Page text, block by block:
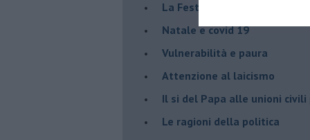
La Festa della Mondialità
Natale e covid 19
Vulnerabilità e paura
Attenzione al laicismo
Il si del Papa alle unioni
Le ragioni della politica